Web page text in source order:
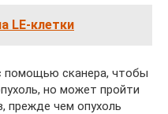
LE-клетки
помощью сканера, чтобы
но может пройти
прежде чем опухоль